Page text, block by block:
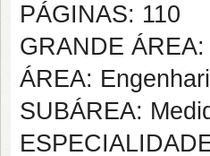
PÁGINAS: 110
GRANDE
ÁREA:
SUBÁREA: